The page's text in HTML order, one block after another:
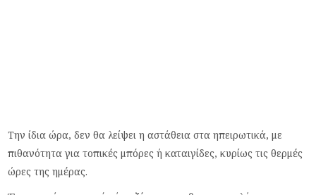
Την ίδια ώρα, δεν θα λείψει η αστάθεια στα ηπειρωτικά, με
πιθανότητα για τοπικές μπόρες ή καταιγίδες, κυρίως τις θερμές
ώρες της ημέρας.